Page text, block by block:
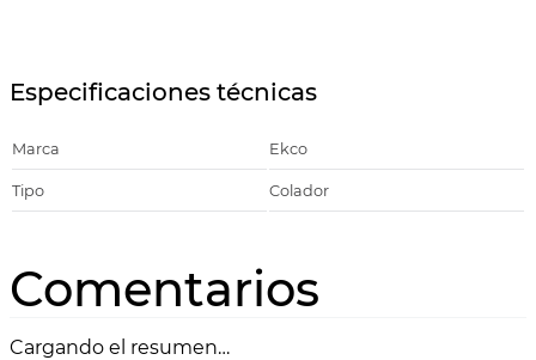
Especificaciones técnicas
Marca Ekco
Tipo Colador
Comentarios
Cargando el resumen…